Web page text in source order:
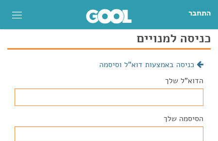
התחבר
כניסה למנויים
כניסה באמצעות דוא"ל וסיסמה
הדוא"ל שלך
הסיסמה שלך